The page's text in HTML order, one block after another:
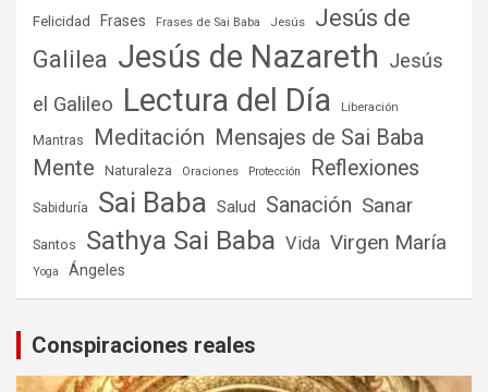
Felicidad Frases Frases de Sai Baba Jesús
Jesús de
Galilea Jesús de Nazareth Jesús
el Galileo Lectura del Día Liberación
Mantras Meditación Mensajes de Sai Baba
Mente
Naturaleza Oraciones Protección Reflexiones
Sabiduría Sai Baba Salud Sanación Sanar
Santos Sathya Sai Baba Vida Virgen María
Yoga Ángeles
Conspiraciones reales